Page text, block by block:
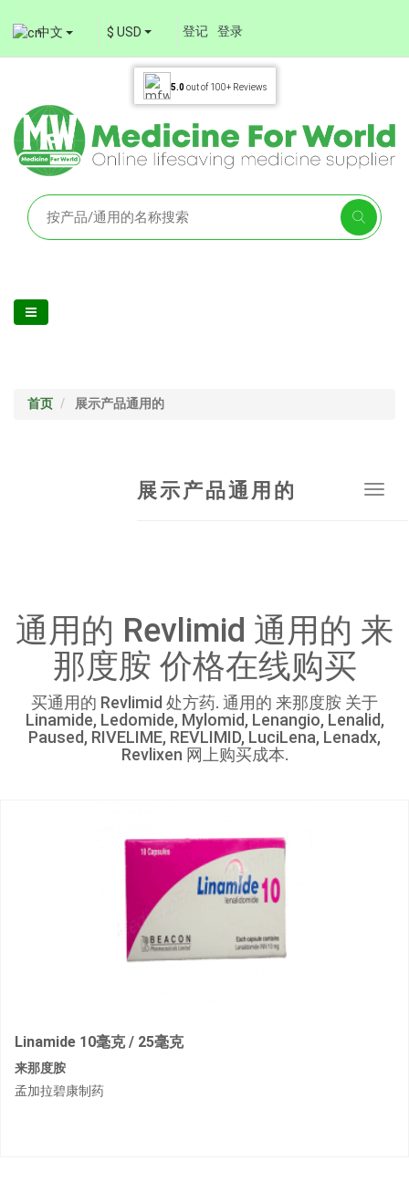
中文 $ USD 登记 登录
5.0out of 100+ Reviews
首页 展示产品通用的
展示产品通用的
通用的 Revlimid 通用的 来
那度胺 价格在线购买
买通用的 Revlimid 处方药. 通用的 来那度胺 关于
Linamide, Ledomide, Mylomid, Lenangio, Lenalid,
Paused, RIVELIME, REVLIMID, LuciLena, Lenadx,
Revlixen 网上购买成本.
Linamide 10毫克 / 25毫克
来那度胺
孟加拉碧康制药